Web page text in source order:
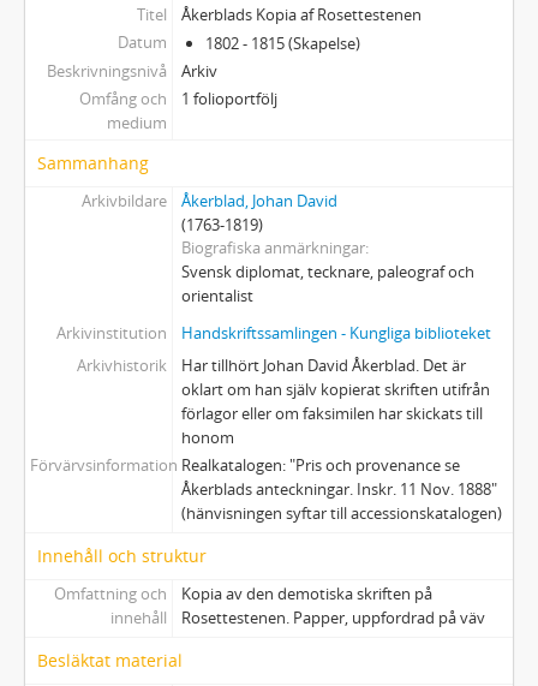
Titel
Åkerblads Kopia af Rosettestenen
Datum
1802 - 1815 (Skapelse)
Beskrivningsnivå
Arkiv
Omfång och
medium
1 folioportfölj
Sammanhang
Arkivbildare
Åkerblad, Johan David
(1763-1819)
Biografiska anmärkningar
Svensk diplomat, tecknare, paleograf och
orientalist
Arkivinstitution
Handskriftssamlingen - Kungliga biblioteket
Arkivhistorik
Har tillhört Johan David Åkerblad. Det är
oklart om han själv kopierat skriften utifrån
förlagor eller om faksimilen har skickats till
honom
Förvärvsinformation Realkatalogen: "Pris och provenance se
Åkerblads anteckningar. Inskr. 11 Nov. 1888"
(hänvisningen syftar till accessionskatalogen)
Innehåll och struktur
Omfattning och
innehåll
Kopia av den demotiska skriften på
Rosettestenen. Papper, uppfordrad på väv
Besläktat material